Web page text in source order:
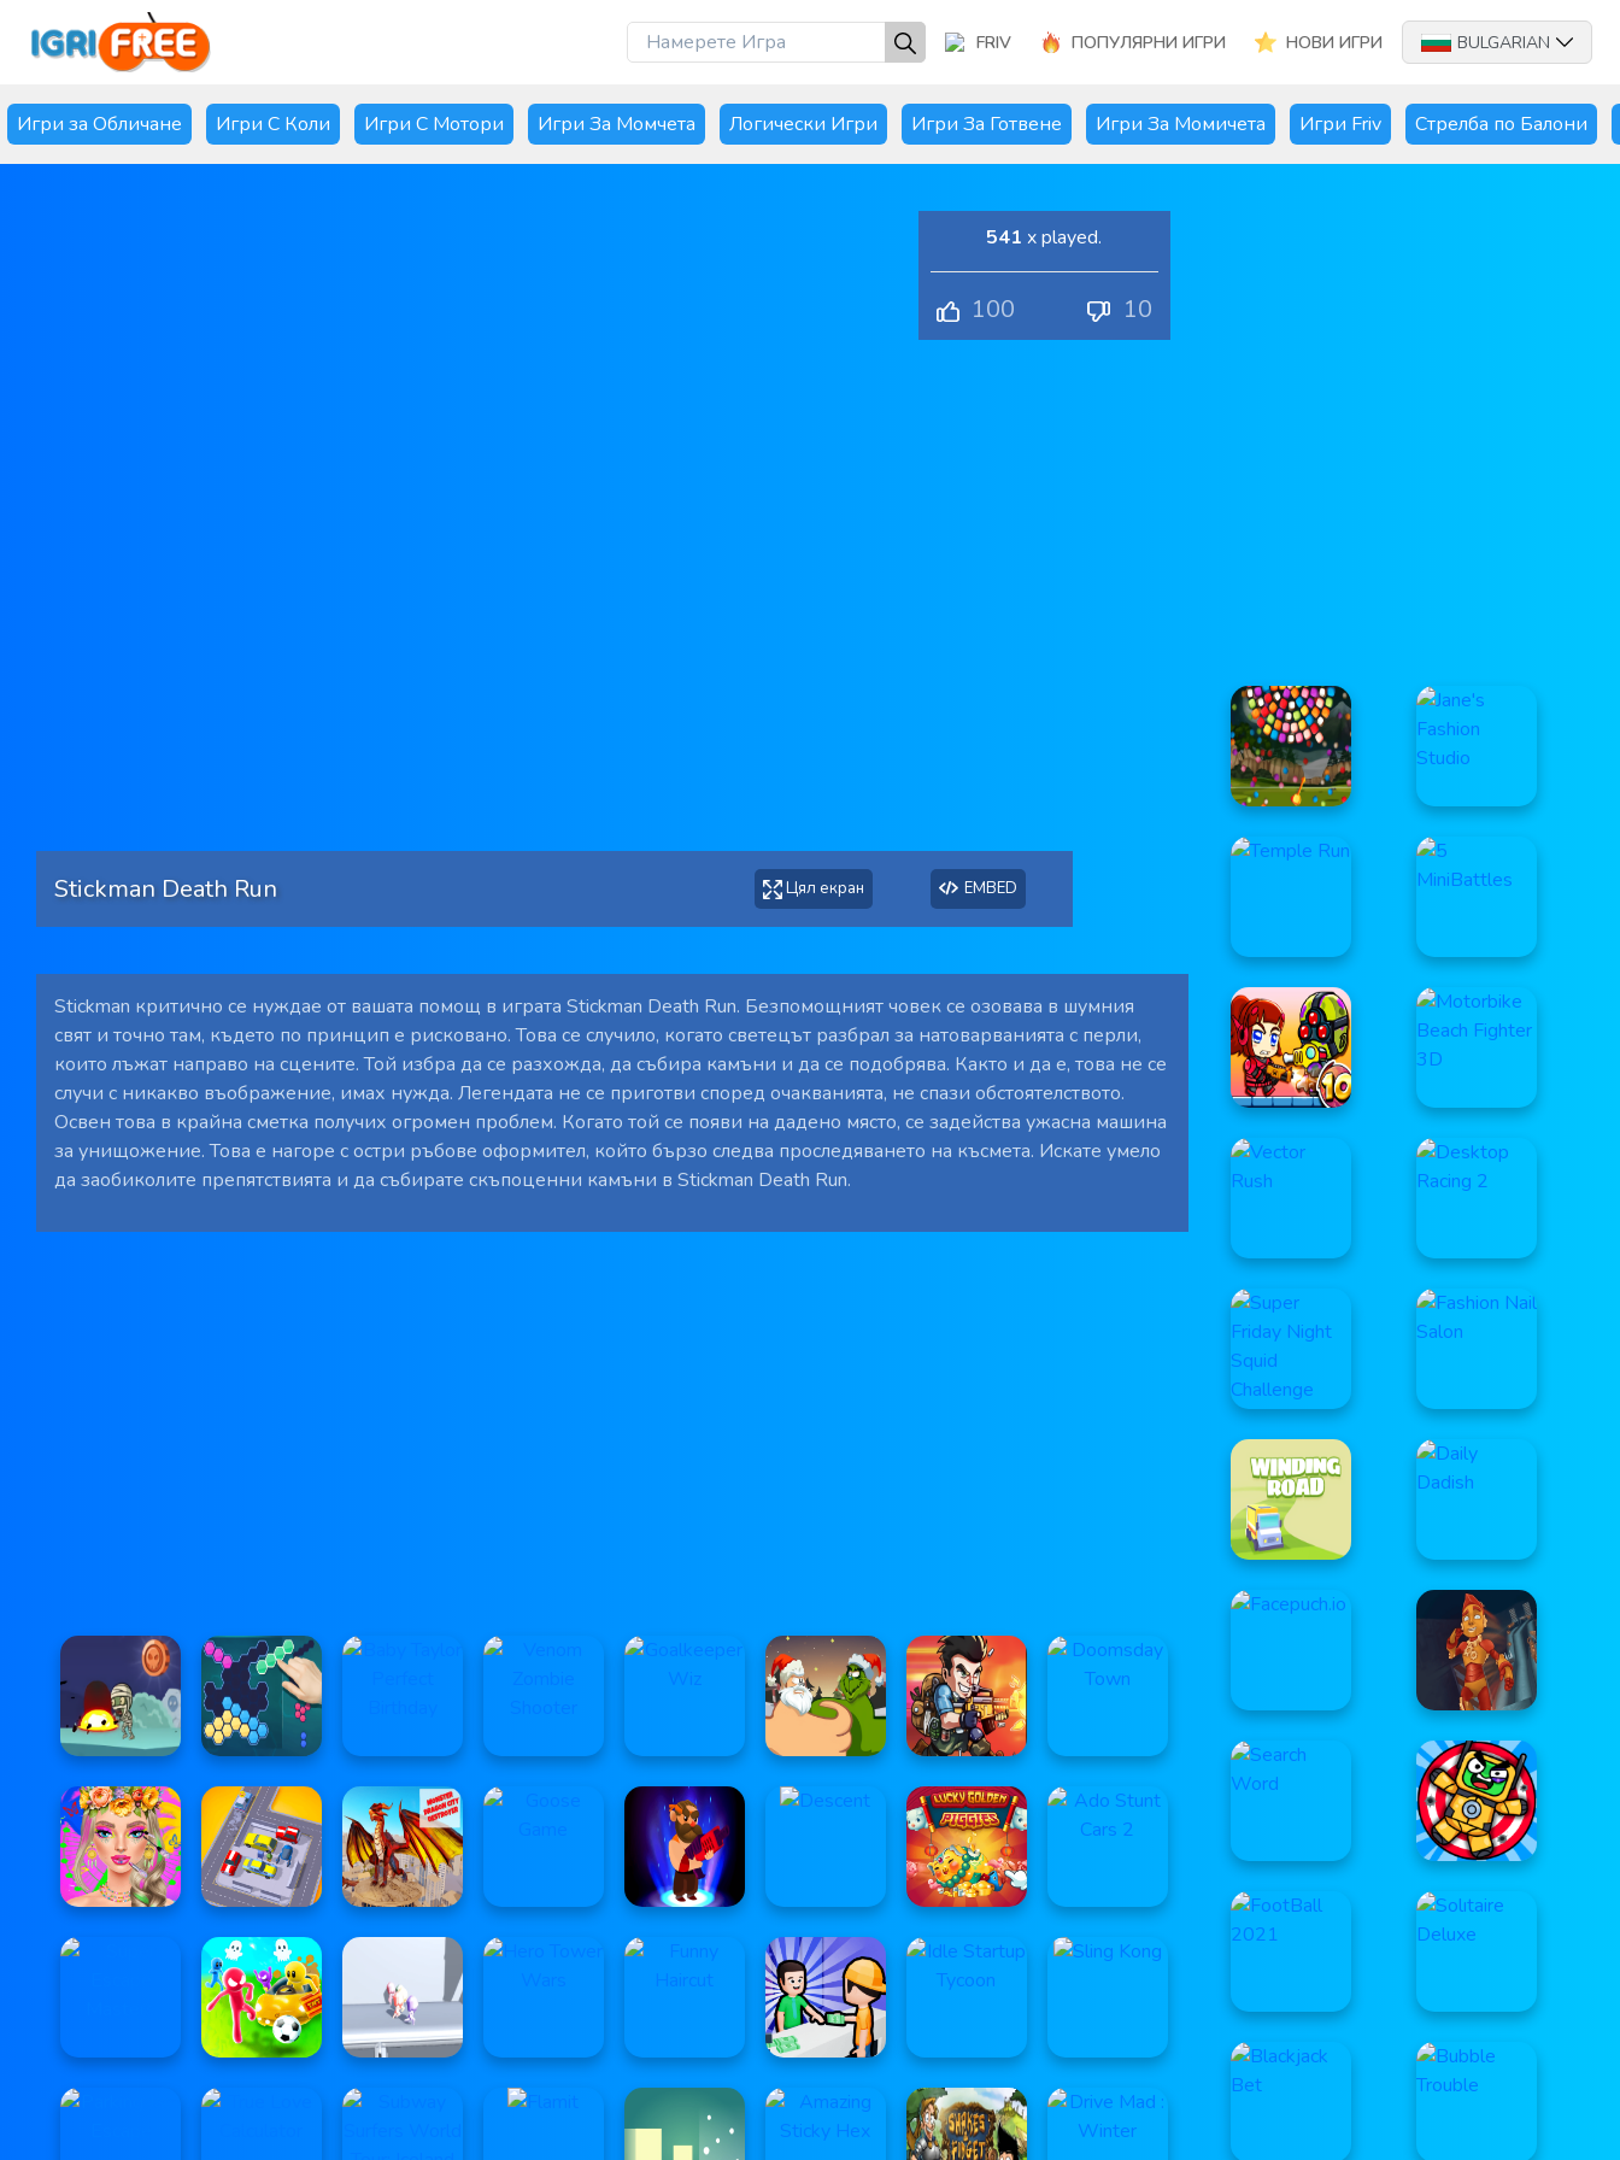
FRIV ПОПУЛЯРНИ ИГРИ НОВИ ИГРИ BULGARIAN
Игри за Обличане Игри С Коли Игри С Мотори Игри За Момчета Логически Игри Игри За Готвене Игри За Момичета Игри Friv Стрелба по Балони
541 x played.
100 10
Stickman Death Run Цял екран EMBED
Stickman критично се нуждае от вашата помощ в играта Stickman Death Run. Безпомощният човек се озовава в шумния
свят и точно там, където по принцип е рисковано. Това се случило, когато светецът разбрал за натоварванията с перли,
които лъжат направо на сцените. Той избра да се разхожда, да събира камъни и да се подобрява. Както и да е, това не се
случи с никакво въображение, имах нужда. Легендата не се приготви според очакванията, не спази обстоятелството.
Освен това в крайна сметка получих огромен проблем. Когато той се появи на дадено място, се задейства ужасна машина
за унищожение. Това е нагоре с остри ръбове оформител, който бързо следва проследяването на късмета. Искате умело
да заобиколите препятствията и да събирате скъпоценни камъни в Stickman Death Run.